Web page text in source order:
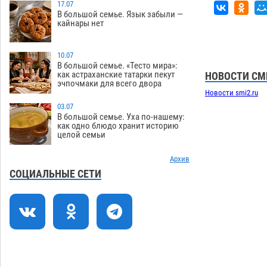
по голове полицейского в сто тысяч
рублей
07.08 270
19:36
Завтра астраханская жара вновь
приблизится к 40-градусному пределу
06.08 434
18:57
В Астрахани впервые открыли смену
18:23
В пятницу без электричества окажутся
Астрахань, Ахтубинск и 6 поселений
17:40
В астраханском поселке ведутся
проектам
16:59
Модное дефиле собак и кошек пройдет
в Астрахани
17.07
В большой семье. Язык забыли —
кайнары нет
10.07
В большой семье. «Тесто мира»:
как астраханские татарки пекут
эчпочмаки для всего двора
03.07
В большой семье. Уха по-нашему:
как одно блюдо хранит историю
целой семьи
Архив
СОЦИАЛЬНЫЕ СЕТИ
НОВОСТИ
Новости smi2.ru